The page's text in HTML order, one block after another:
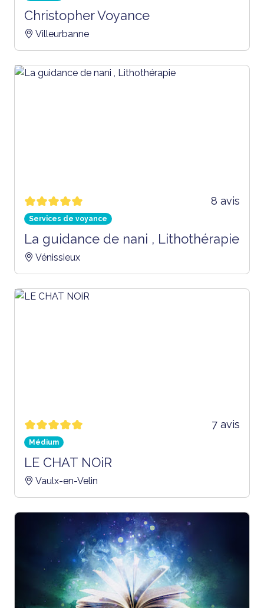
Christopher Voyance
Villeurbanne
8 avis
Services de voyance
La guidance de nani , Lithothérapie
Vénissieux
7 avis
Médium
LE CHAT NOiR
Vaulx-en-Velin